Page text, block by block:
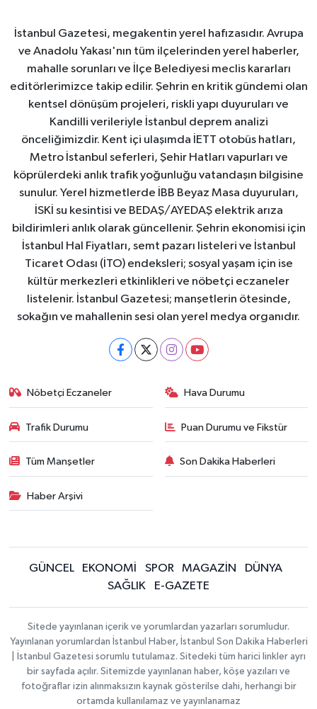
İstanbul Gazetesi, megakentin yerel hafızasıdır. Avrupa
ve Anadolu Yakası'nın tüm ilçelerinden yerel haberler,
mahalle sorunları ve İlçe Belediyesi meclis kararları
editörlerimizce takip edilir. Şehrin en kritik gündemi olan
kentsel dönüşüm projeleri, riskli yapı duyuruları ve
Kandilli verileriyle İstanbul deprem analizi
önceliğimizdir. Kent içi ulaşımda İETT otobüs hatları,
Metro İstanbul seferleri, Şehir Hatları vapurları ve
köprülerdeki anlık trafik yoğunluğu vatandaşın bilgisine
sunulur. Yerel hizmetlerde İBB Beyaz Masa duyuruları,
İSKİ su kesintisi ve BEDAŞ/AYEDAŞ elektrik arıza
bildirimleri anlık olarak güncellenir. Şehrin ekonomisi için
İstanbul Hal Fiyatları, semt pazarı listeleri ve İstanbul
Ticaret Odası (İTO) endeksleri; sosyal yaşam için ise
kültür merkezleri etkinlikleri ve nöbetçi eczaneler
listelenir. İstanbul Gazetesi; manşetlerin ötesinde,
sokağın ve mahallenin sesi olan yerel medya organıdır.
Nöbetçi Eczaneler Hava Durumu
Trafik Durumu Puan Durumu ve Fikstür
Tüm Manşetler Son Dakika Haberleri
Haber Arşivi
GÜNCEL EKONOMİ SPOR MAGAZİN
DÜNYA
SAĞLIK
E-GAZETE
Sitede yayınlanan içerik ve yorumlardan yazarları sorumludur.
Yayınlanan yorumlardan İstanbul Haber, İstanbul Son Dakika Haberleri
| İstanbul Gazetesi sorumlu tutulamaz. Sitedeki tüm harici linkler ayrı
bir sayfada açılır. Sitemizde yayınlanan haber, köşe yazıları ve
fotoğraflar izin alınmaksızın kaynak gösterilse dahi, herhangi bir
ortamda kullanılamaz ve yayınlanamaz